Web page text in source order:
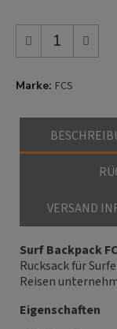
Marke FCS
VERSAND
Surf Backpack
Rucksack für
Reisen
Eigenschaften